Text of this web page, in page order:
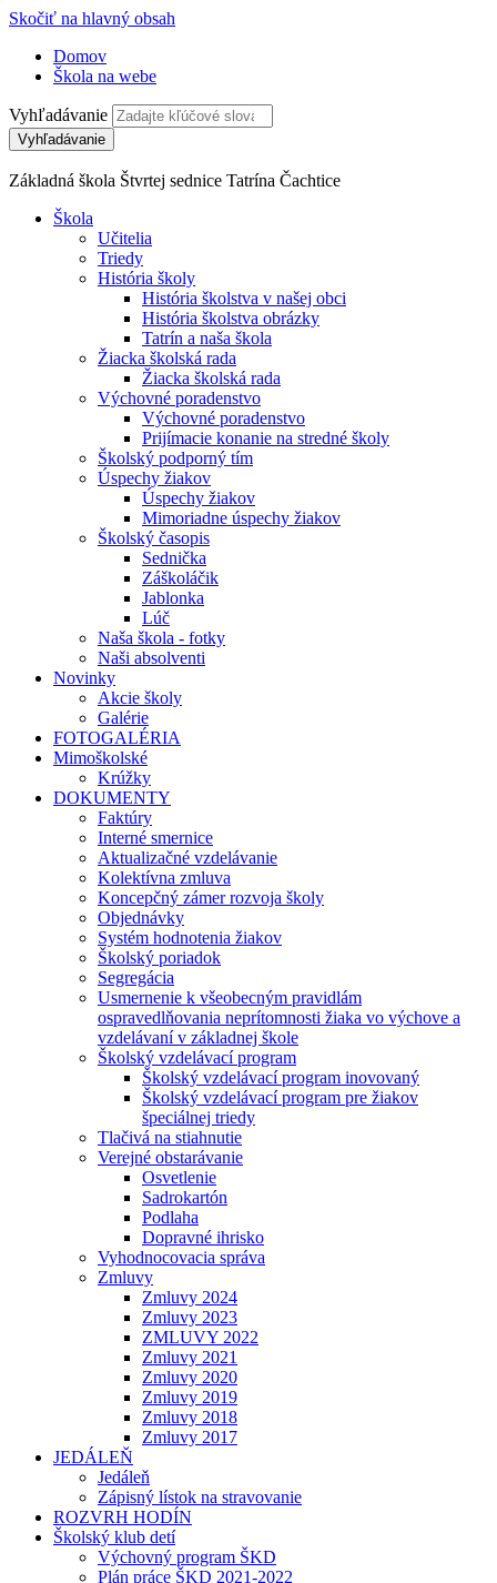
Skočiť na hlavný obsah
Domov
Škola na webe
Vyhľadávanie
Základná škola Štvrtej sednice Tatrína Čachtice
Škola
Učitelia
Triedy
História školy
História školstva v našej obci
História školstva obrázky
Tatrín a naša škola
Žiacka školská rada
Žiacka školská rada
Výchovné poradenstvo
Výchovné poradenstvo
Prijímacie konanie na stredné školy
Školský podporný tím
Úspechy žiakov
Úspechy žiakov
Mimoriadne úspechy žiakov
Školský časopis
Sednička
Záškoláčik
Jablonka
Lúč
Naša škola - fotky
Naši absolventi
Novinky
Akcie školy
Galérie
FOTOGALÉRIA
Mimoškolské
Krúžky
DOKUMENTY
Faktúry
Interné smernice
Aktualizačné vzdelávanie
Kolektívna zmluva
Koncepčný zámer rozvoja školy
Objednávky
Systém hodnotenia žiakov
Školský poriadok
Segregácia
Usmernenie k všeobecným pravidlám
ospravedlňovania neprítomnosti žiaka vo výchove a
vzdelávaní v základnej škole
Školský vzdelávací program
Školský vzdelávací program inovovaný
Školský vzdelávací program pre žiakov
špeciálnej triedy
Tlačivá na stiahnutie
Verejné obstarávanie
Osvetlenie
Sadrokartón
Podlaha
Dopravné ihrisko
Vyhodnocovacia správa
Zmluvy
Zmluvy 2024
Zmluvy 2023
ZMLUVY 2022
Zmluvy 2021
Zmluvy 2020
Zmluvy 2019
Zmluvy 2018
Zmluvy 2017
JEDÁLEŇ
Jedáleň
Zápisný lístok na stravovanie
ROZVRH HODÍN
Školský klub detí
Výchovný program ŠKD
Plán práce ŠKD 2021-2022